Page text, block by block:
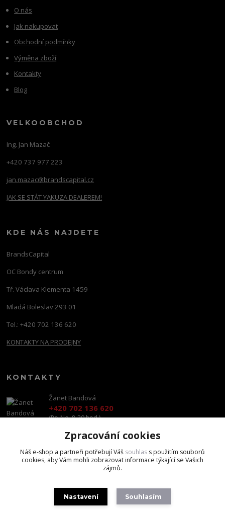
O nás
Jak nakupovat
Obchodní podmínky
Výměna zboží
Kontakty
Blog
VELKOOBCHOD
Ing. Jan Mazač
+420 737 977 223
jan.mazac@brandscapital.cz
JAK SE STÁT YAKUZA DEALEREM!
KDE NÁS NAJDETE
BrandsCapital
OC Bondy centrum
Tř. Václava Klementa 1459
Mladá Boleslav 293 01
Tel.: +420 702 136 620
KONTAKTY NA PRODEJNY
KONTAKTY
Žanet Bandová
+420 702 136 620
(Po-Ne, 8-20 hod.)
shop@brandscapital.cz
Zpracování cookies
Náš e-shop a partneři potřebují Váš souhlas s použitím souborů
cookies, aby Vám mohli zobrazovat informace týkající se Vašich
zájmů.
Nastavení Souhlasím